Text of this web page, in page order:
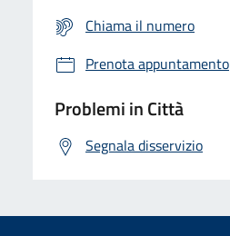
Chiama il numero
Prenota appuntamento
Problemi in Città
Segnala disservizio